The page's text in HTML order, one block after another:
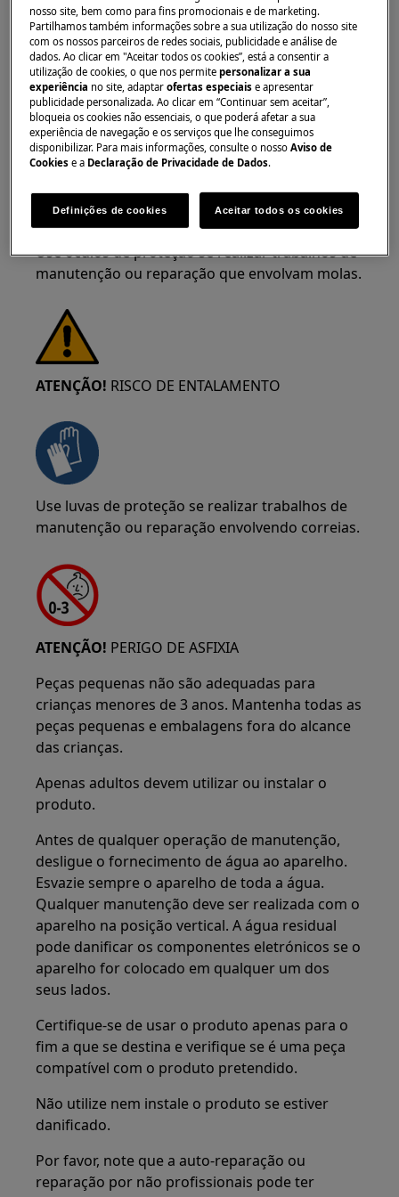
provenientes de arestas afiadas.
AVISO!RISCO DE LESÃO OCULAR
Use óculos de proteção se realizar trabalhos de
manutenção ou reparação que envolvam molas.
ATENÇÃO! RISCO DE ENTALAMENTO
Use luvas de proteção se realizar trabalhos de
manutenção ou reparação envolvendo correias.
ATENÇÃO! PERIGO DE ASFIXIA
Peças pequenas não são adequadas para
crianças menores de 3 anos. Mantenha todas as
peças pequenas e embalagens fora do alcance
das crianças.
Apenas adultos devem utilizar ou instalar o
produto.
Antes de qualquer operação de manutenção,
desligue o fornecimento de água ao aparelho.
Esvazie sempre o aparelho de toda a água.
Qualquer manutenção deve ser realizada com o
aparelho na posição vertical. A água residual
pode danificar os componentes eletrónicos se o
aparelho for colocado em qualquer um dos
seus lados.
Certifique-se de usar o produto apenas para o
fim a que se destina e verifique se é uma peça
compatível com o produto pretendido.
Não utilize nem instale o produto se estiver
danificado.
Por favor, note que a auto-reparação ou
reparação por não profissionais pode ter
nosso site, bem como para fins promocionais e de marketing.
Partilhamos também informações sobre a sua utilização do nosso site
com os nossos parceiros de redes sociais, publicidade e análise de
dados. Ao clicar em "Aceitar todos os cookies”, está a consentir a
utilização de cookies, o que nos permitepersonalizar a sua
experiência no site, adaptarofertas especiaise apresentar
publicidade personalizada. Ao clicar em “Continuar sem aceitar”,
bloqueia os cookies não essenciais, o que poderá afetar a sua
experiência de navegação e os serviços que lhe conseguimos
disponibilizar. Para mais informações, consulte o nossoAviso de
Cookies e a Declaração de Privacidade de Dados.
Definições de cookies Aceitar todos os cookies